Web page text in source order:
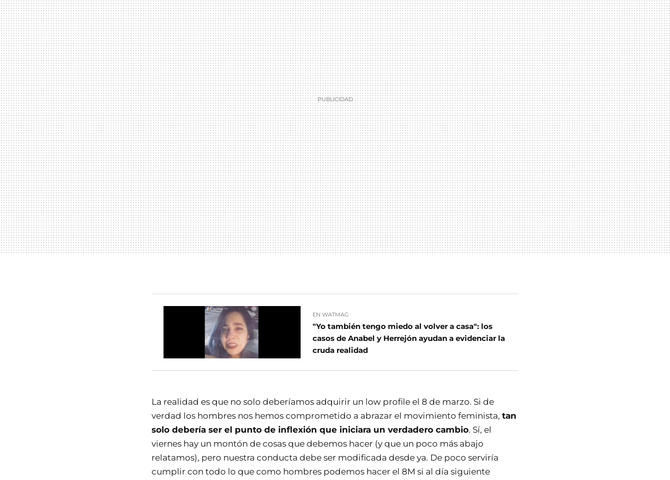
EN WATMAG
"Yo también tengo miedo al volver a casa": los
casos de Anabel y Herrejón ayudan a evidenciar la
cruda realidad
La realidad es que no solo deberíamos adquirir un low profile el 8 de marzo. Si de
verdad los hombres nos hemos comprometido a abrazar el movimiento feminista, tan
solo debería ser el punto de inflexión que iniciara un verdadero cambio. Sí, el
viernes hay un montón de cosas que debemos hacer (y que un poco más abajo
relatamos), pero nuestra conducta debe ser modificada desde ya. De poco serviría
cumplir con todo lo que como hombres podemos hacer el 8M si al día siguiente